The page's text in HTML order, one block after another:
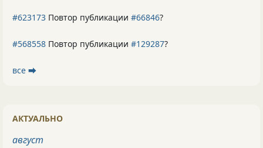
#623173 Повтор публикации #66846?
#568558 Повтор публикации #129287?
все ⮕
АКТУАЛЬНО
август